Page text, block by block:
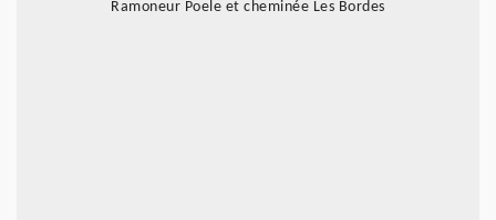
Ramoneur Poele et cheminée Les Bordes